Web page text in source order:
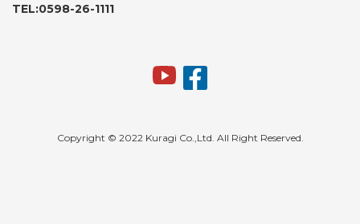
TEL:0598-26-1111
Copyright © 2022 Kuragi Co.,Ltd. All Right Reserved.